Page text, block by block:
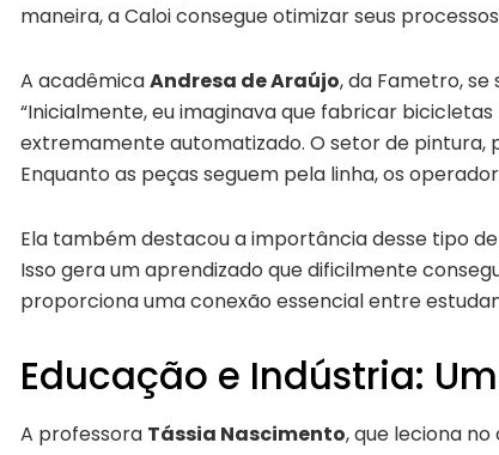
maneira, a Caloi consegue otimizar seus
A acadêmicaAndresa de Araújo, da Fametro,
“Inicialmente, eu imaginava que fabricar
extremamente automatizado. O setor de pintura,
Enquanto as peças seguem pela linha, os
Ela também destacou a importância desse tipo
Isso gera um aprendizado que dificilmente
proporciona uma conexão essencial entre
Educação e Indústria:
A professora Tássia Nascimento, que leciona